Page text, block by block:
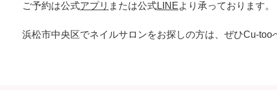
ご予約は公式アプリ または公式LINEより承っております。
浜松市中央区でネイルサロンをお探しの方は、ぜひCu-too